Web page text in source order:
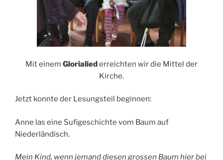
Mit einem Glorialiederreichten wir die Mittel der
Kirche.
Jetzt konnte der Lesungsteil beginnen:
Anne las eine Sufigeschichte vom Baum auf
Niederländisch.
Mein Kind, wenn jemand diesen grossen Baum hier bei